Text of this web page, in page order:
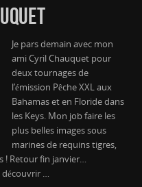
Je pars demain avec mon
ami Cyril Chauquet pour
deux tournages de
l’émission Pêche XXL aux
Bahamas et en Floride dans
les Keys. Mon job faire les
plus belles images sous
marines de requins tigres,
! Retour fin janvier…
découvrir …